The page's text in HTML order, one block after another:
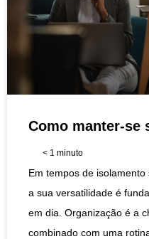
Como manter-se
< 1 minuto
Em tempos de
a sua versatilidade é
em dia. Organização é a
combinado com uma